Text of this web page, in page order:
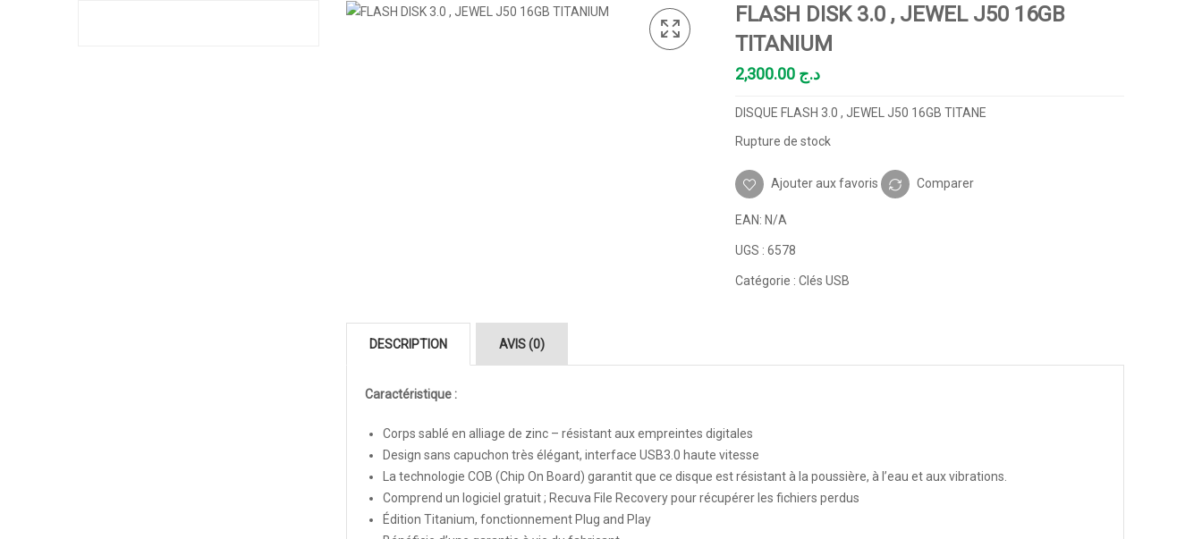
FLASH DISK 3.0 , JEWEL J50 16GB
TITANIUM
د.ج
DISQUE FLASH 3.0 , JEWEL J50 16GB TITANE
Rupture de stock
Ajouter aux favoris Comparer
EAN: N/A
UGS : 6578
Catégorie : Clés USB
DESCRIPTION AVIS (0)
Caractéristique :
Corps sablé en alliage de zinc – résistant aux empreintes digitales
Design sans capuchon très élégant, interface USB3.0 haute vitesse
La technologie COB (Chip On Board) garantit que ce disque est résistant à la poussière, à l’eau et aux vibrations.
Comprend un logiciel gratuit ; Recuva File Recovery pour récupérer les fichiers perdus
Édition Titanium, fonctionnement Plug and Play